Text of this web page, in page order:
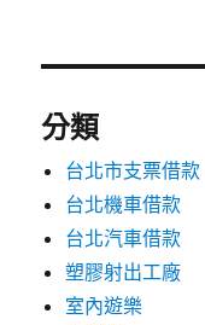
分類
台北市支票借款
台北機車借款
台北汽車借款
塑膠射出工廠
室內遊樂